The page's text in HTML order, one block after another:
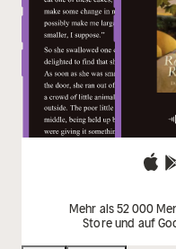
Mehr als 52 000
Store und auf